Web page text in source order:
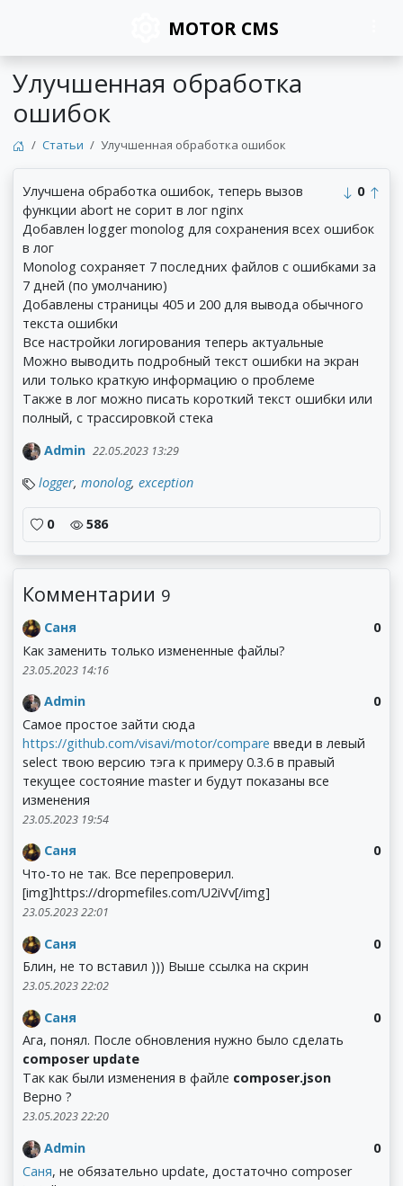
MOTOR CMS
Улучшенная обработка
ошибок
Статьи Улучшенная обработка ошибок
0
Улучшена обработка ошибок, теперь вызов
функции abort не сорит в лог nginx
Добавлен logger monolog для сохранения всех ошибок
в лог
Monolog сохраняет 7 последних файлов с ошибками за
7 дней (по умолчанию)
Добавлены страницы 405 и 200 для вывода обычного
текста ошибки
Все настройки логирования теперь актуальные
Можно выводить подробный текст ошибки на экран
или только краткую информацию о проблеме
Также в лог можно писать короткий текст ошибки или
полный, с трассировкой стека
Admin 22.05.2023 13:29
logger,monolog,exception
0 586
Комментарии 9
0
Саня
Как заменить только измененные файлы?
23.05.2023 14:16
0
Admin
Самое простое зайти сюда
https://github.com/visavi/motor/compare введи в левый
select твою версию тэга к примеру 0.3.6 в правый
текущее состояние master и будут показаны все
изменения
23.05.2023 19:54
0
Саня
Что-то не так. Все перепроверил.
[img]https://dropmefiles.com/U2iVv[/img]
23.05.2023 22:01
0
Саня
Блин, не то вставил ))) Выше ссылка на скрин
23.05.2023 22:02
0
Саня
Ага, понял. После обновления нужно было сделать
composer update
Так как были изменения в файле composer.json
Верно ?
23.05.2023 22:20
0
Admin
Саня, не обязательно update, достаточно composer